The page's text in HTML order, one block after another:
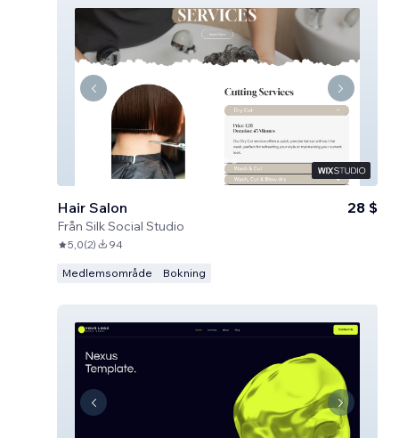
Hair Salon
Från Silk Social Studio
28 $
5,0(2) 94
Medlemsområde Bokning